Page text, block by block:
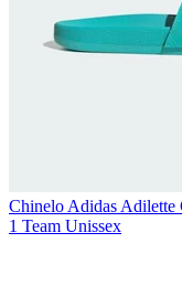
Chinelo Adidas Adilette
1 Team Unissex